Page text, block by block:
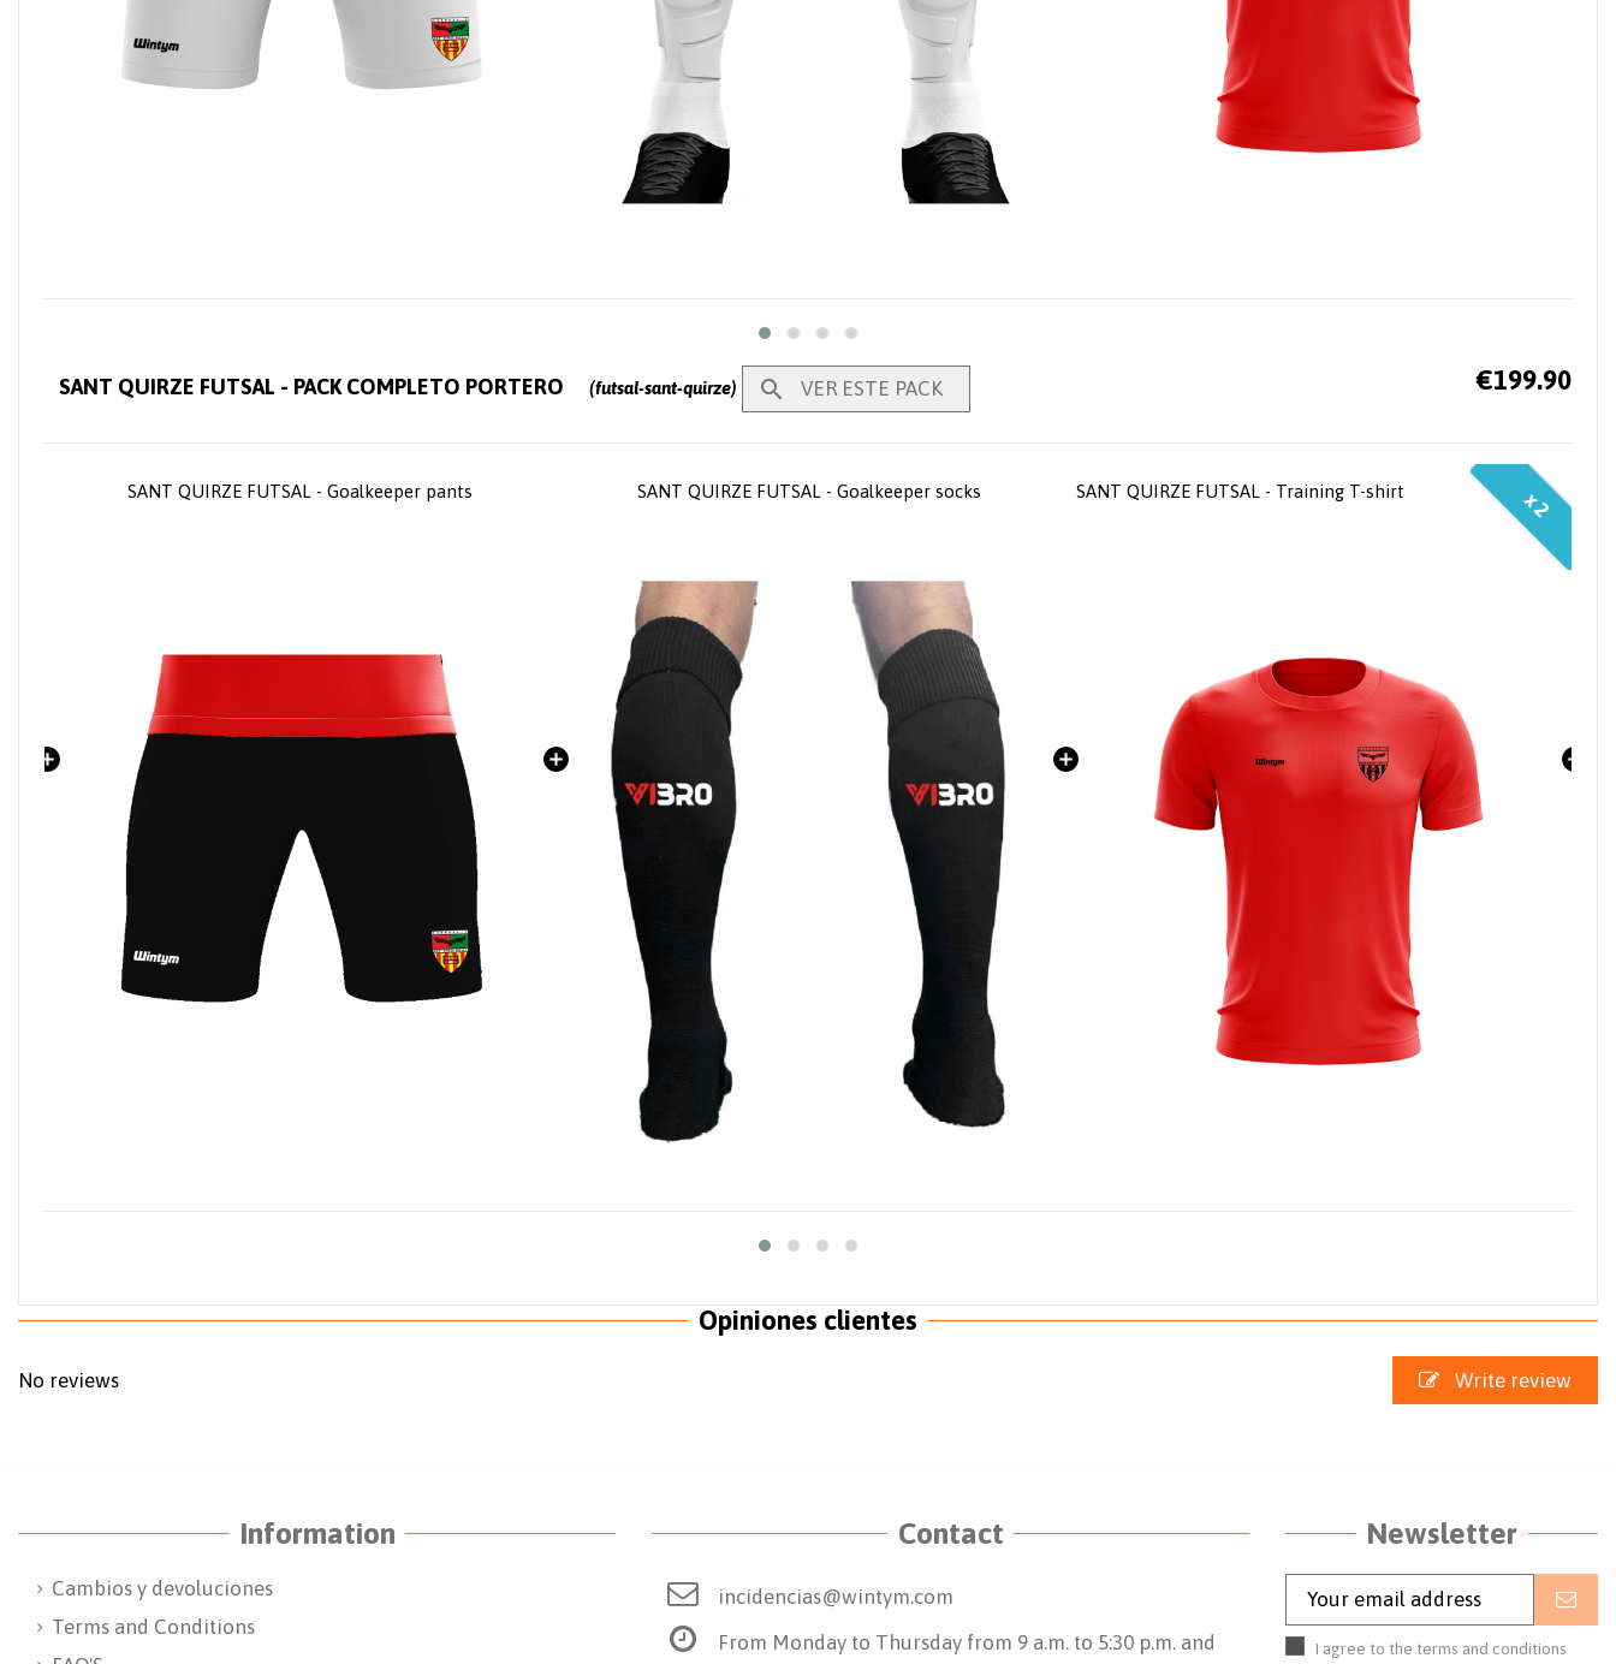
SANT QUIRZE FUTSAL - PACK COMPLETO PORTERO (futsal-sant-quirze)  VER ESTE PACK €199.90
SANT QUIRZE FUTSAL - Goalkeeper pants SANT QUIRZE FUTSAL - Goalkeeper socks x 2
SANT QUIRZE FUTSAL - Training T-shirt
Opiniones clientes
No reviews Write review
Information
Cambios y devoluciones
Terms and Conditions
Contact
incidencias@wintym.com
From Monday to Thursday from 9 a.m. to 5:30 p.m. and
Newsletter
I agree to the terms and conditions